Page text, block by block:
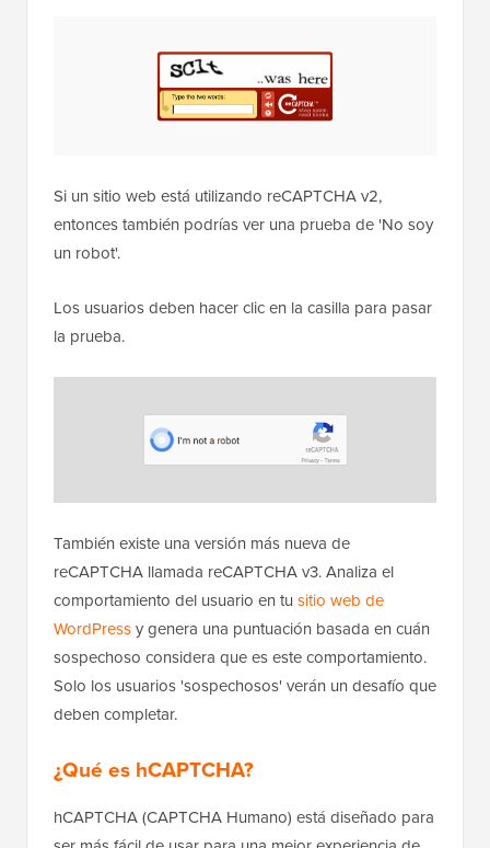
Si un sitio web está utilizando reCAPTCHA v2,
entonces también podrías ver una prueba de 'No soy
un robot'.
Los usuarios deben hacer clic en la casilla para pasar
la prueba.
También existe una versión más nueva de
reCAPTCHA llamada reCAPTCHA v3. Analiza el
comportamiento del usuario en tu sitio web de
WordPressy genera una puntuación basada en cuán
sospechoso considera que es este comportamiento.
Solo los usuarios 'sospechosos' verán un desafío que
deben completar.
¿Qué es hCAPTCHA?
hCAPTCHA (CAPTCHA Humano) está diseñado para